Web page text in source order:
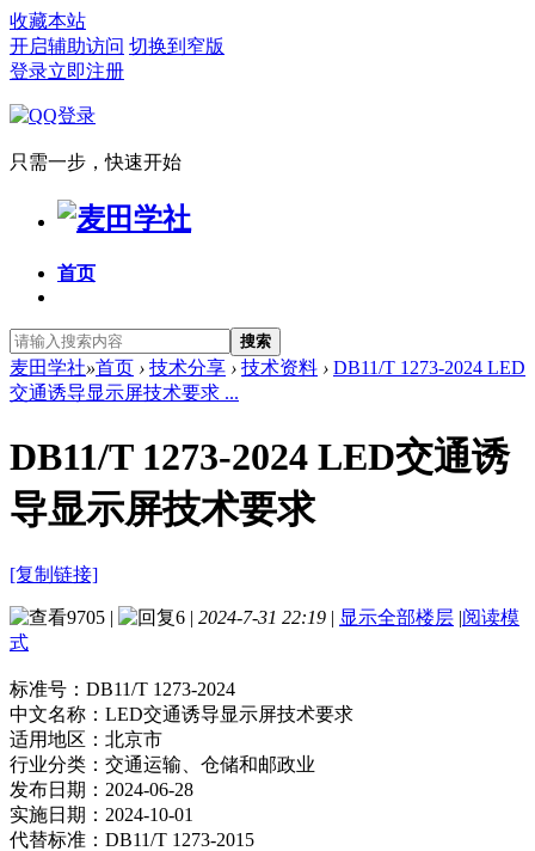
收藏本站
开启辅助访问 切换到窄版
登录立即注册
只需一步，快速开始
首页
搜索
麦田学社»首页 › 技术分享 › 技术资料 › DB11/T 1273-2024 LED
交通诱导显示屏技术要求 ...
DB11/T 1273-2024 LED交通诱
导显示屏技术要求
[复制链接]
9705 | 6 | 2024-7-31 22:19 | 显示全部楼层 |阅读模
式
标准号： DB11/T 1273-2024
中文名称： LED交通诱导显示屏技术要求
适用地区： 北京市
行业分类： 交通运输、仓储和邮政业
发布日期： 2024-06-28
实施日期： 2024-10-01
代替标准： DB11/T 1273-2015